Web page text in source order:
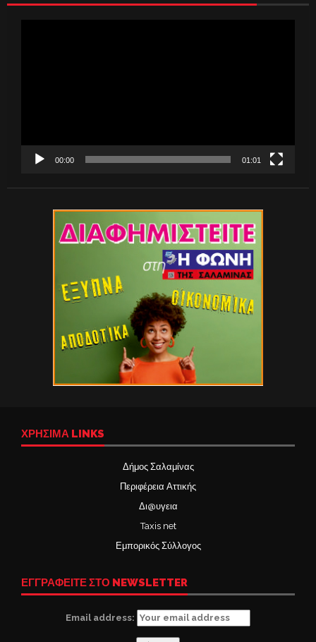
00:00 01:01
ΧΡΉΣΙΜΑ LINKS
Δήμος Σαλαμίνας
Περιφέρεια Αττικής
Δι@υγεια
Taxis net
Εμπορικός Σύλλογος
ΕΓΓΡΑΦΕΙΤΕ ΣΤΟ NEWSLETTER
Email address: